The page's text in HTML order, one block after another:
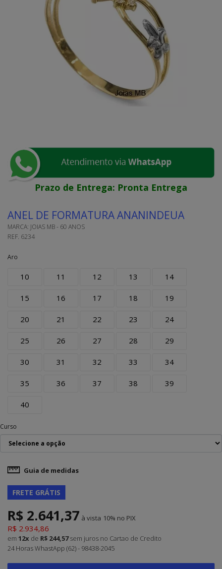
Prazo de Entrega: Pronta Entrega
ANEL DE FORMATURA ANANINDEUA
MARCA: JOIAS MB - 60 ANOS
REF. 6234
Aro
10 11 12 13 14
15 16 17 18 19
20 21 22 23 24
25 26 27 28 29
30 31 32 33 34
35 36 37 38 39
40
Curso
Guia de medidas
FRETE GRÁTIS
R$ 2.641,37 à vista 10%
R$ 2.934,86
em 12x de R$ 244,57 sem juros no Cartao de Credito
24 Horas WhastApp (62) - 98438-2045